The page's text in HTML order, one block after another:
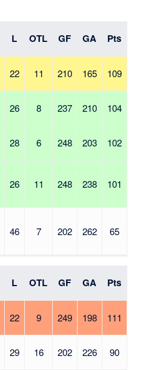
L OTL GF GA Pts
22 11 210 165 109
26 8 237 210 104
28 6 248 203 102
26 11 248 238 101
46 7 202 262 65
L OTL GF GA Pts
22 9 249 198 111
29 16 202 226 90